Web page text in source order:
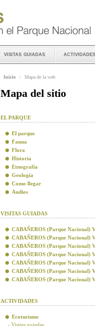
visitas guiadas actividades
Inicio :: Mapa de la web
Mapa del sitio
EL PARQUE
El parque
Fauna
Flora
Historia
Etnografía
Geología
Como llegar
Audios
VISITAS GUIADAS
CABAÑEROS (Parque Nacional)
CABAÑEROS (Parque Nacional)
CABAÑEROS (Parque Nacional)
CABAÑEROS (Parque Nacional)
CABAÑEROS (Parque Nacional)
CABAÑEROS (Parque Nacional)
CABAÑEROS (Parque Nacional)
ACTIVIDADES
Ecoturismo
- Visitas guiadas